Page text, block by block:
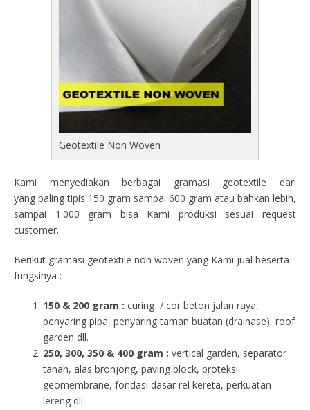
Geotextile Non Woven
Kami menyediakan berbagai gramasi geotextile dari
yang paling tipis 150 gram sampai 600 gram atau bahkan lebih,
sampai 1.000 gram bisa Kami produksi sesuai request
customer.
Berikut gramasi geotextile non woven yang Kami jual beserta
fungsinya :
150 & 200 gram : curing / cor beton jalan raya,
penyaring pipa, penyaring taman buatan (drainase), roof
garden dll.
250, 300, 350 & 400 gram : vertical garden, separator
tanah, alas bronjong, paving block, proteksi
geomembrane, fondasi dasar rel kereta, perkuatan
lereng dll.